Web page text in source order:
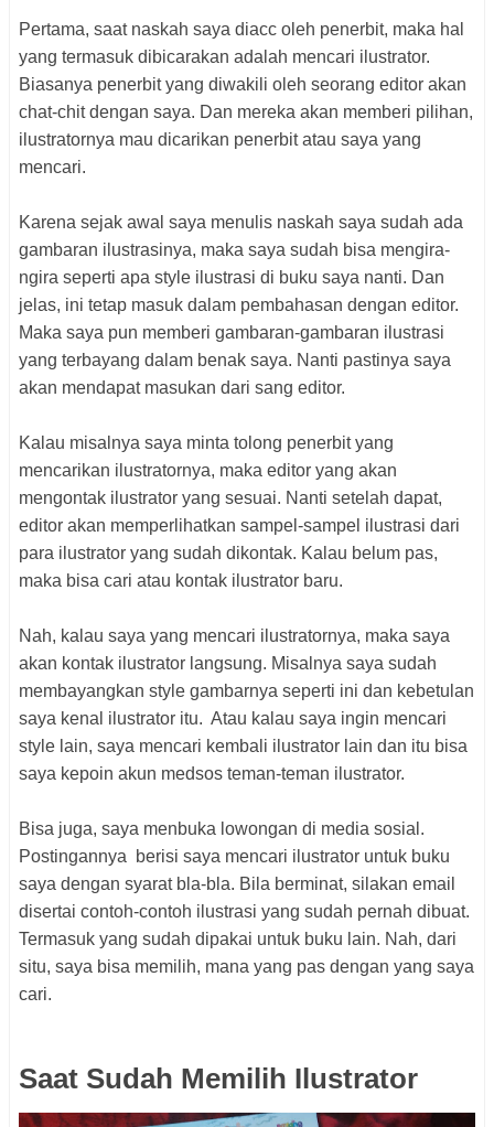
Pertama, saat naskah saya diacc oleh penerbit, maka hal
yang termasuk dibicarakan adalah mencari ilustrator.
Biasanya penerbit yang diwakili oleh seorang editor akan
chat-chit dengan saya. Dan mereka akan memberi pilihan,
ilustratornya mau dicarikan penerbit atau saya yang
mencari.
Karena sejak awal saya menulis naskah saya sudah ada
gambaran ilustrasinya, maka saya sudah bisa mengira-
ngira seperti apa style ilustrasi di buku saya nanti. Dan
jelas, ini tetap masuk dalam pembahasan dengan editor.
Maka saya pun memberi gambaran-gambaran ilustrasi
yang terbayang dalam benak saya. Nanti pastinya saya
akan mendapat masukan dari sang editor.
Kalau misalnya saya minta tolong penerbit yang
mencarikan ilustratornya, maka editor yang akan
mengontak ilustrator yang sesuai. Nanti setelah dapat,
editor akan memperlihatkan sampel-sampel ilustrasi dari
para ilustrator yang sudah dikontak. Kalau belum pas,
maka bisa cari atau kontak ilustrator baru.
Nah, kalau saya yang mencari ilustratornya, maka saya
akan kontak ilustrator langsung. Misalnya saya sudah
membayangkan style gambarnya seperti ini dan kebetulan
saya kenal ilustrator itu. Atau kalau saya ingin mencari
style lain, saya mencari kembali ilustrator lain dan itu bisa
saya kepoin akun medsos teman-teman ilustrator.
Bisa juga, saya menbuka lowongan di media sosial.
Postingannya berisi saya mencari ilustrator untuk buku
saya dengan syarat bla-bla. Bila berminat, silakan email
disertai contoh-contoh ilustrasi yang sudah pernah dibuat.
Termasuk yang sudah dipakai untuk buku lain. Nah, dari
situ, saya bisa memilih, mana yang pas dengan yang saya
cari.
Saat Sudah Memilih Ilustrator